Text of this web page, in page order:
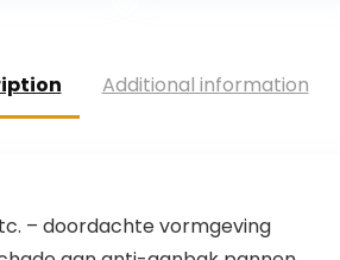
Additional information
– doordachte vormgeving